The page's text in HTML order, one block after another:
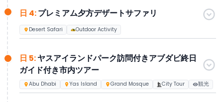
日 4:プレミアム夕方デザートサファリ
Desert Safari Outdoor Activity
日 5:ヤスアイランドパーク訪問付きアブダビ終日
ガイド付き市内ツアー
Abu Dhabi Yas Island Grand Mosque City Tour 観光